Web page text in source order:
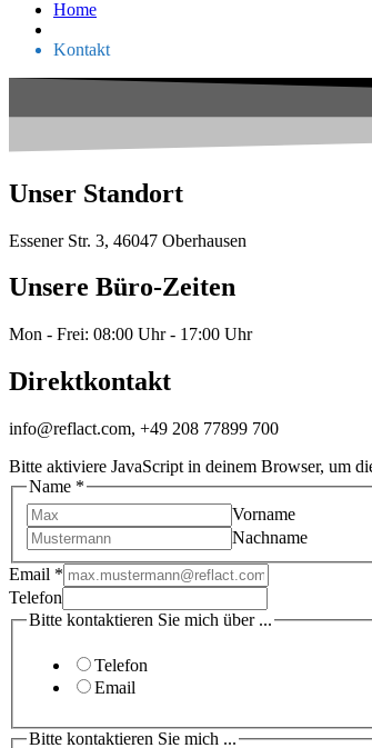
Home
Kontakt
Unser Standort
Essener Str. 3, 46047 Oberhausen
Unsere Büro-Zeiten
Mon - Frei: 08:00 Uhr - 17:00 Uhr
Direktkontakt
info@reflact.com, +49 208 77899 700
Bitte aktiviere JavaScript in deinem Browser, um
Name *
Vorname
Nachname
Email *
Telefon
Bitte kontaktieren Sie mich über ...
Telefon
Email
Bitte kontaktieren Sie mich ...